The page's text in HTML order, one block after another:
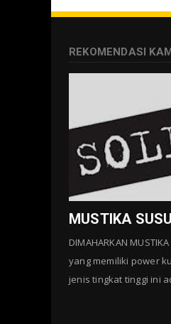
REKOMENDASI
MUSTIKA
DIMAHARKAN
yang memiliki power
jenis tingkat tinggi ini